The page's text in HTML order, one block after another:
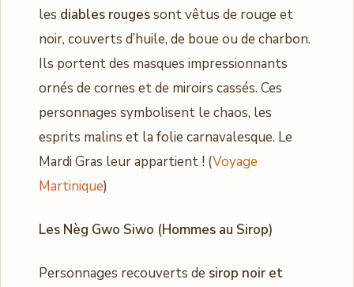
les diables rougessont vêtus de rouge et
noir, couverts d’huile, de boue ou de charbon.
Ils portent des masques impressionnants
ornés de cornes et de miroirs cassés. Ces
personnages symbolisent le chaos, les
esprits malins et la folie carnavalesque. Le
Mardi Gras leur appartient ! (Voyage
Martinique)
Les Nèg Gwo Siwo (Hommes au Sirop)
Personnages recouverts de sirop noir et